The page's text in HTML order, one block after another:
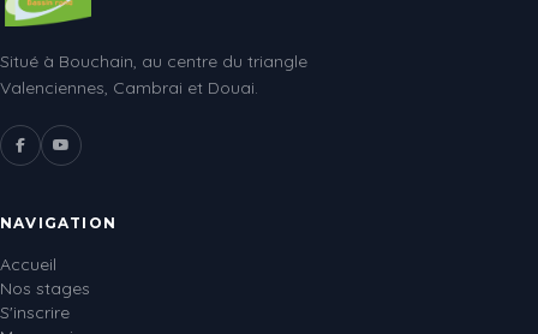
Situé à Bouchain, au centre du triangle
Valenciennes, Cambrai et Douai.
NAVIGATION
Accueil
Nos stages
S'inscrire